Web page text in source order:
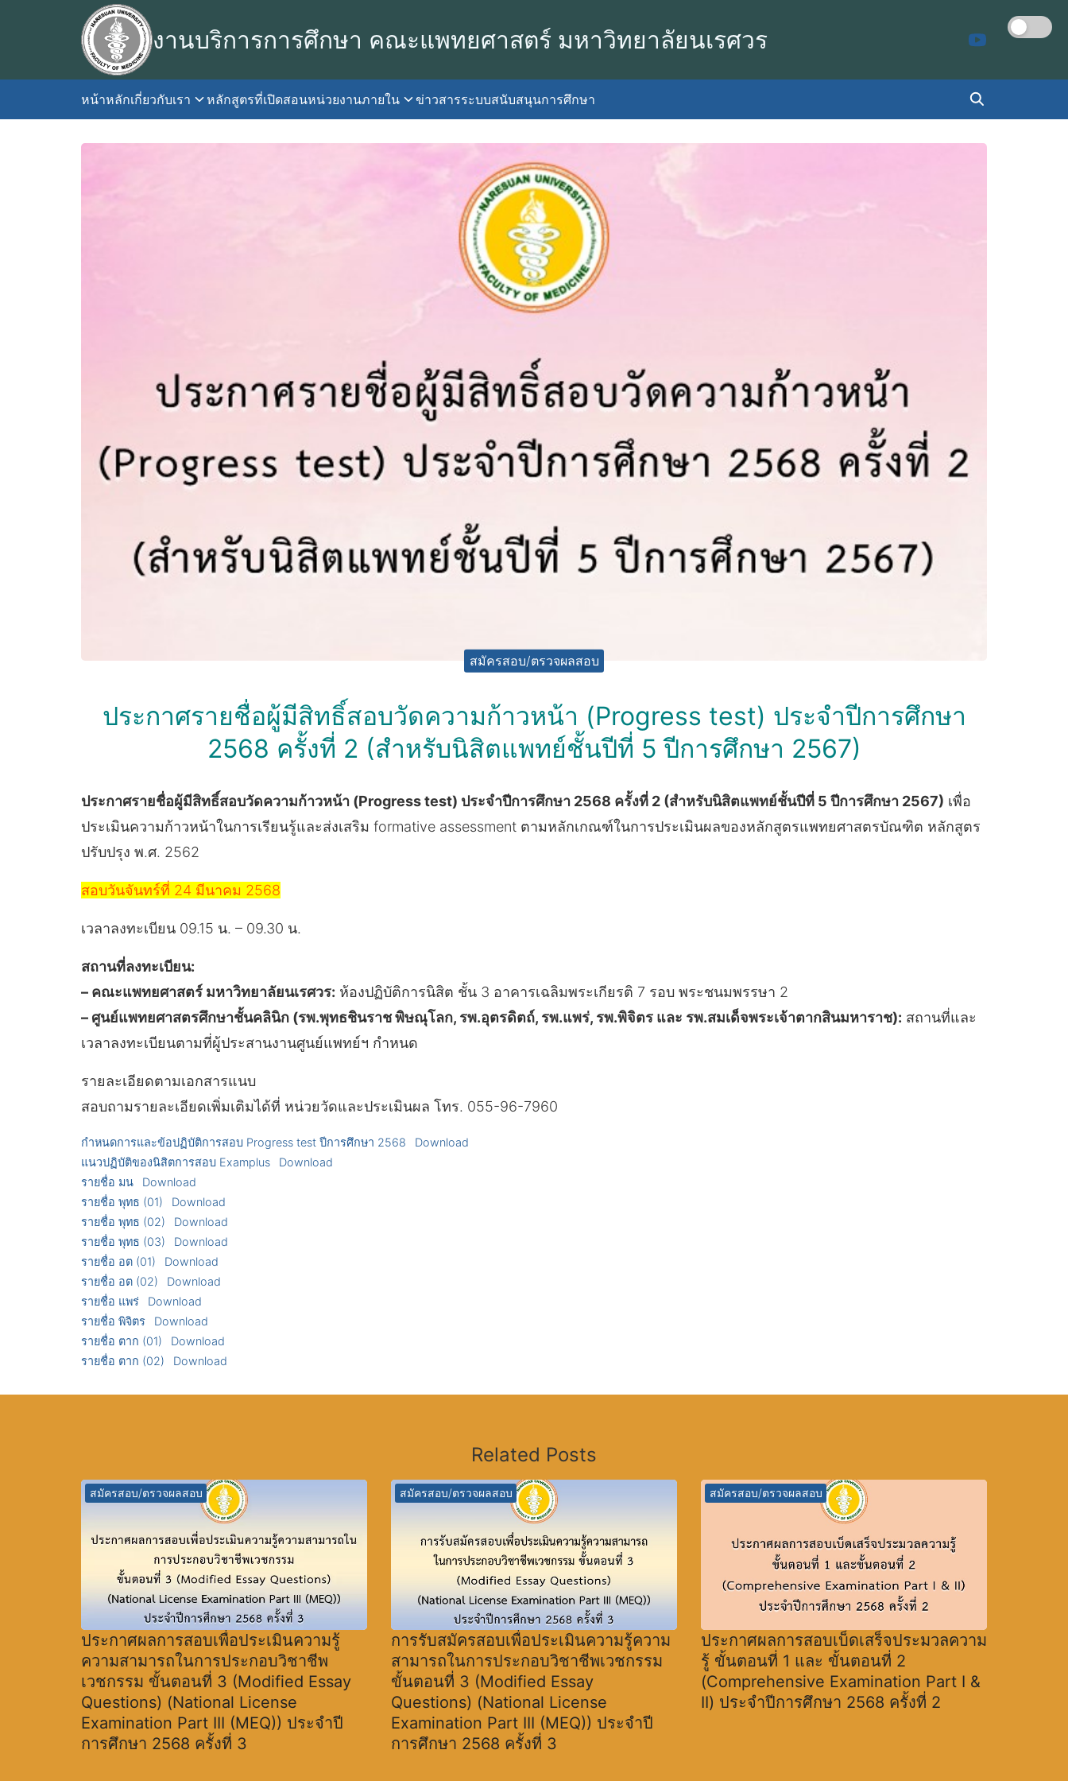
งานบริการการศึกษา คณะแพทยศาสตร์ มหาวิทยาลัยนเรศวร
หน้าหลักเกี่ยวกับเรา หลักสูตรที่เปิดสอนหน่วยงานภายใน ข่าวสารระบบสนับสนุนการศึกษา
for:
สมัครสอบ/ตรวจผลสอบ
ประกาศรายชื่อผู้มีสิทธิ์สอบวัดความก้าวหน้า (Progress test) ประจำปีการศึกษา
2568 ครั้งที่ 2 (สำหรับนิสิตแพทย์ชั้นปีที่ 5 ปีการศึกษา 2567)
ประกาศรายชื่อผู้มีสิทธิ์สอบวัดความก้าวหน้า (Progress test) ประจำปีการศึกษา 2568 ครั้งที่ 2 (สำหรับนิสิตแพทย์ชั้นปีที่ 5 ปีการศึกษา 2567) เพื่อ
ประเมินความก้าวหน้าในการเรียนรู้และส่งเสริม formative assessment ตามหลักเกณฑ์ในการประเมินผลของหลักสูตรแพทยศาสตรบัณฑิต หลักสูตร
ปรับปรุง พ.ศ. 2562
สอบวันจันทร์ที่ 24 มีนาคม 2568
เวลาลงทะเบียน 09.15 น. – 09.30 น.
สถานที่ลงทะเบียน:
– คณะแพทยศาสตร์ มหาวิทยาลัยนเรศวร: ห้องปฏิบัติการนิสิต ชั้น 3 อาคารเฉลิมพระเกียรติ 7 รอบ พระชนมพรรษา 2
– ศูนย์แพทยศาสตรศึกษาชั้นคลินิก (รพ.พุทธชินราช พิษณุโลก, รพ.อุตรดิตถ์, รพ.แพร่, รพ.พิจิตร และ รพ.สมเด็จพระเจ้าตากสินมหาราช): สถานที่และ
เวลาลงทะเบียนตามที่ผู้ประสานงานศูนย์แพทย์ฯ กำหนด
รายละเอียดตามเอกสารแนบ
สอบถามรายละเอียดเพิ่มเติมได้ที่ หน่วยวัดและประเมินผล โทร. 055-96-7960
กำหนดการและข้อปฏิบัติการสอบ Progress test ปีการศึกษา 2568
Download
แนวปฏิบัติของนิสิตการสอบ Examplus
Download
รายชื่อ มน
Download
รายชื่อ พุทธ (01)
Download
รายชื่อ พุทธ (02)
Download
รายชื่อ พุทธ (03)
Download
รายชื่อ อต (01)
Download
รายชื่อ อต (02)
Download
รายชื่อ แพร่
Download
รายชื่อ พิจิตร
Download
รายชื่อ ตาก (01)
Download
รายชื่อ ตาก (02)
Download
Related Posts
สมัครสอบ/ตรวจผลสอบ
ประกาศผลการสอบเพื่อประเมินความรู้
ความสามารถในการประกอบวิชาชีพ
เวชกรรม ขั้นตอนที่ 3 (Modified Essay
Questions) (National License
Examination Part III (MEQ)) ประจำปี
การศึกษา 2568 ครั้งที่ 3
สมัครสอบ/ตรวจผลสอบ
การรับสมัครสอบเพื่อประเมินความรู้ความ
สามารถในการประกอบวิชาชีพเวชกรรม
ขั้นตอนที่ 3 (Modified Essay
Questions) (National License
Examination Part III (MEQ)) ประจำปี
การศึกษา 2568 ครั้งที่ 3
สมัครสอบ/ตรวจผลสอบ
ประกาศผลการสอบเบ็ดเสร็จประมวลความ
รู้ ขั้นตอนที่ 1 และ ขั้นตอนที่ 2
(Comprehensive Examination Part I &
II) ประจำปีการศึกษา 2568 ครั้งที่ 2